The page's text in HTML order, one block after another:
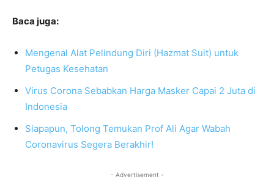
Baca juga:
Mengenal Alat Pelindung Diri (Hazmat Suit) untuk
Petugas Kesehatan
Virus Corona Sebabkan Harga Masker Capai 2 Juta di
Indonesia
Siapapun, Tolong Temukan Prof Ali Agar Wabah
Coronavirus Segera Berakhir!
- Advertisement -